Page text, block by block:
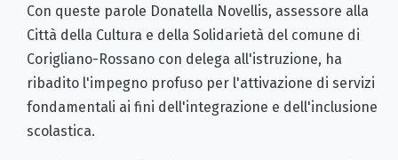
Con queste parole Donatella Novellis, assessore alla
Città della Cultura e della Solidarietà del comune di
Corigliano-Rossano con delega all'istruzione, ha
ribadito l'impegno profuso per l'attivazione di servizi
fondamentali ai fini dell'integrazione e dell'inclusione
scolastica.